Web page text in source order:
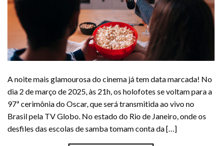
A noite mais glamourosa do cinema já tem data marcada! No
dia 2 de março de 2025, às 21h, os holofotes se voltam para a
97ª cerimônia do Oscar, que será transmitida ao vivo no
Brasil pela TV Globo. No estado do Rio de Janeiro, onde os
desfiles das escolas de samba tomam conta da […]